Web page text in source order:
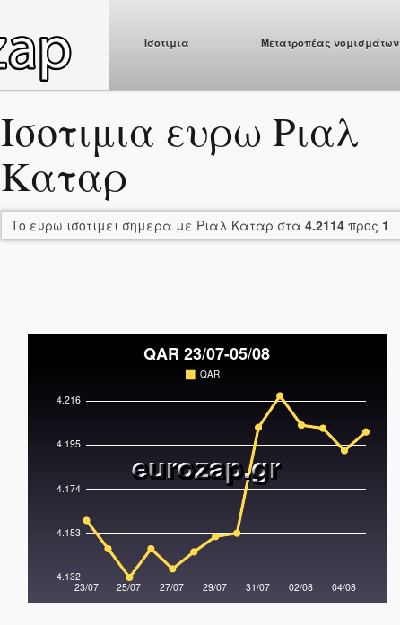
Ισοτιμια Μετατροπέας νομισμάτων
Ισοτιμια ευρω Ριαλ
Καταρ
Το ευρω ισοτιμει σημερα με Ριαλ Καταρ στα 4.2114 προς 1